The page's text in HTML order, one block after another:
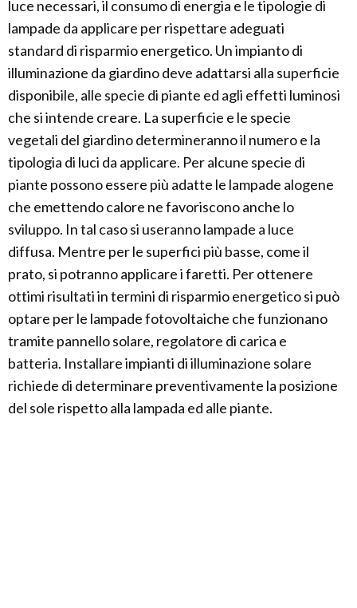
luce necessari, il consumo di energia e le tipologie di
lampade da applicare per rispettare adeguati
standard di risparmio energetico. Un impianto di
illuminazione da giardino deve adattarsi alla superficie
disponibile, alle specie di piante ed agli effetti luminosi
che si intende creare. La superficie e le specie
vegetali del giardino determineranno il numero e la
tipologia di luci da applicare. Per alcune specie di
piante possono essere più adatte le lampade alogene
che emettendo calore ne favoriscono anche lo
sviluppo. In tal caso si useranno lampade a luce
diffusa. Mentre per le superfici più basse, come il
prato, si potranno applicare i faretti. Per ottenere
ottimi risultati in termini di risparmio energetico si può
optare per le lampade fotovoltaiche che funzionano
tramite pannello solare, regolatore di carica e
batteria. Installare impianti di illuminazione solare
richiede di determinare preventivamente la posizione
del sole rispetto alla lampada ed alle piante.